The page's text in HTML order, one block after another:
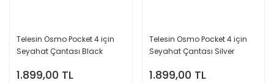
Telesin Osmo Pocket 4 için
Seyahat Çantası Black
1.899,00 TL
Telesin Osmo Pocket 4 için
Seyahat Çantası Silver
1.899,00 TL